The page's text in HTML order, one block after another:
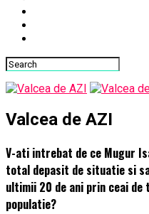
Valcea de AZI
V-ati intrebat de ce Mugur
total depasit de situatie si
ultimii 20 de ani prin ceai
populatie?